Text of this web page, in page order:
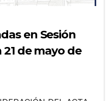
en Sesión
de mayo de